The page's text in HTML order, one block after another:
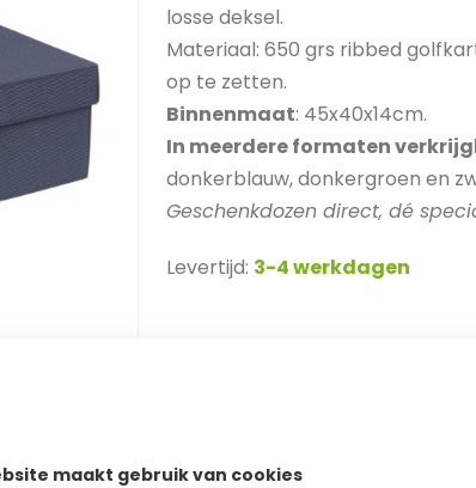
maakt gebruik van cookies
losse deksel.
Materiaal: 650 grs ribbed
op te zetten.
Binnenmaat: 45x40x14cm.
In meerdere formaten
donkerblauw, donkergroen en
Geschenkdozen direct, dé
Levertijd: 3-4 werkdagen